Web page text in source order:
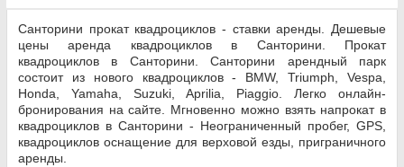
Санторини прокат квадроциклов - ставки аренды. Дешевые
цены аренда квадроциклов в Санторини. Прокат
квадроциклов в Санторини. Санторини арендный парк
состоит из нового квадроциклов - BMW, Triumph, Vespa,
Honda, Yamaha, Suzuki, Aprilia, Piaggio. Легко онлайн-
бронирования на сайте. Мгновенно можно взять напрокат в
квадроциклов в Санторини - Неограниченный пробег, GPS,
квадроциклов оснащение для верховой езды, приграничного
аренды.